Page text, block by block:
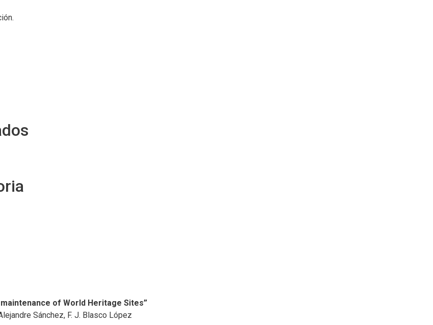
of World Heritage Sites”
Sánchez, F. J. Blasco López